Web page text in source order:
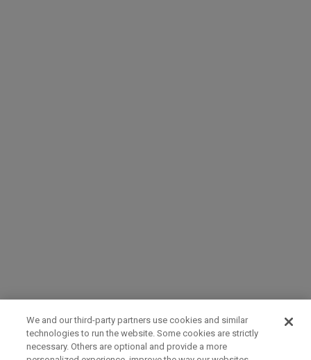
We and our third-party partners use cookies and similar
technologies to run the website. Some cookies are strictly
necessary. Others are optional and provide a more